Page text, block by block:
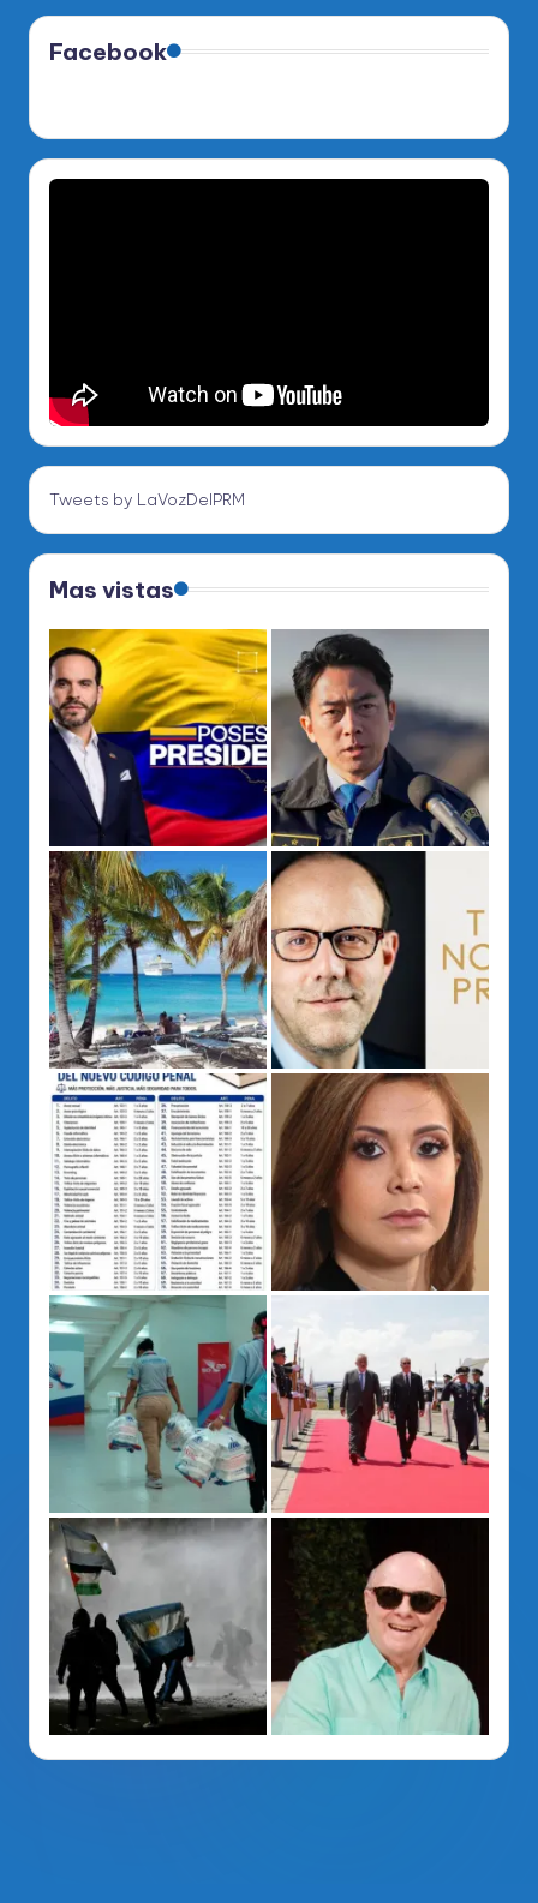
Facebook
Tweets by LaVozDelPRM
Mas vistas